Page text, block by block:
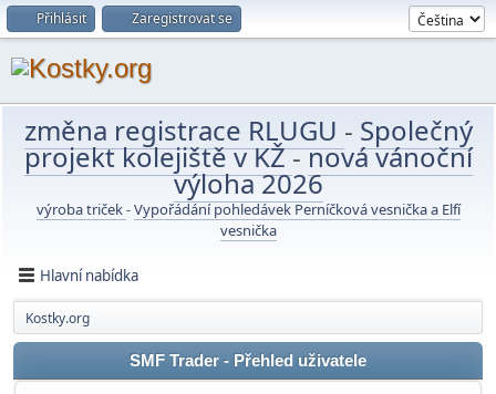
Přihlásit Zaregistrovat se
změna registrace RLUGU - Společný
projekt kolejiště v KŽ-nová vánoční
výloha 2026
výroba triček-Vypořádání pohledávek Perníčková vesnička a Elfí
vesnička
Hlavní nabídka
Kostky.org
SMF Trader - Přehled uživatele